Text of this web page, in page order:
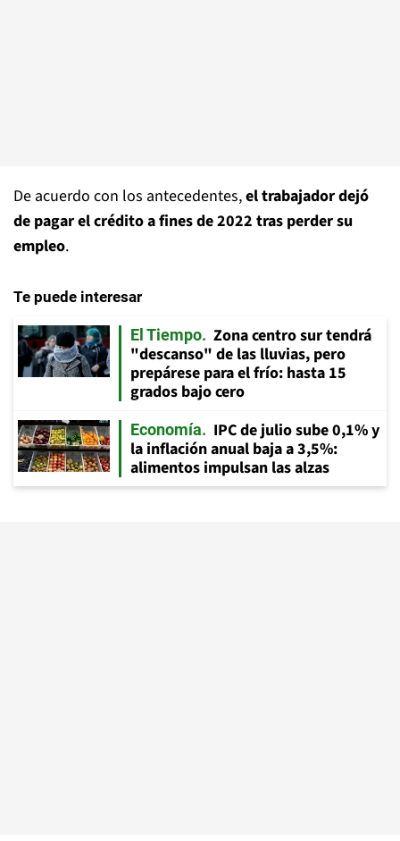
De acuerdo con los antecedentes,el trabajador dejó
de pagar el crédito a fines de 2022 tras perder su
empleo.
Te puede interesar
El Tiempo
Zona centro sur tendrá
"descanso" de las lluvias, pero
prepárese para el frío: hasta 15
grados bajo cero
Economía
IPC de julio sube 0,1% y
la inflación anual baja a 3,5%:
alimentos impulsan las alzas